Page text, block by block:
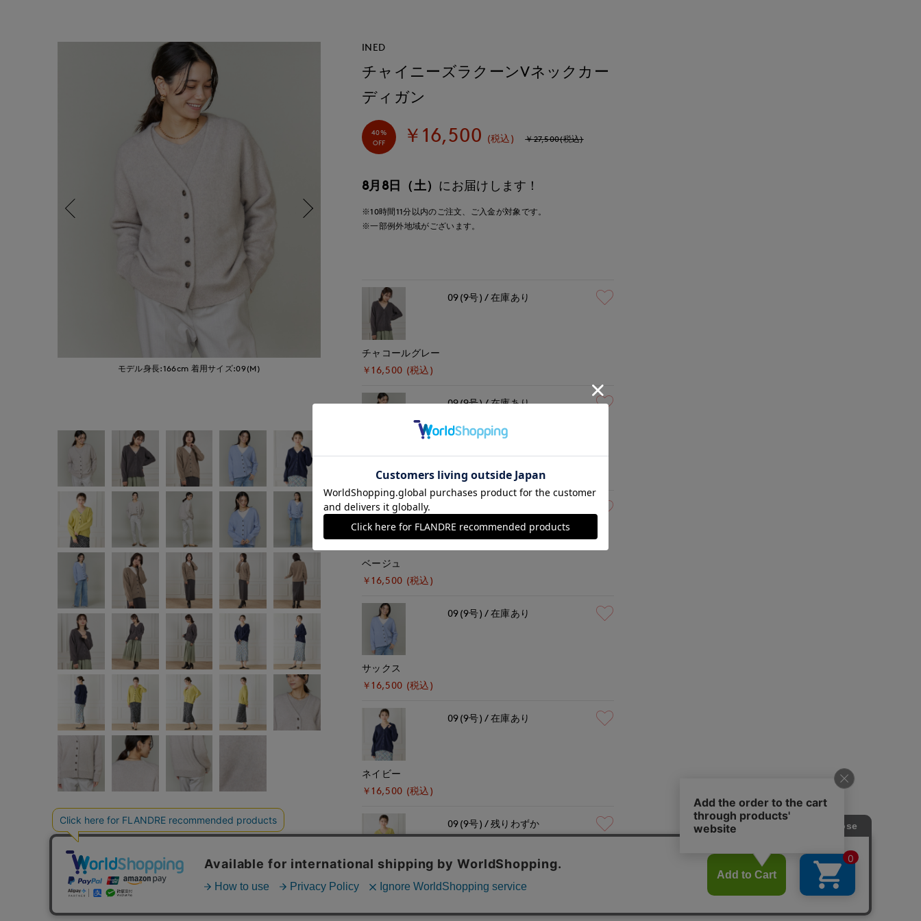
モデル身長:166cm 着用サイズ:09(M) モデル身長:167cm
INED
チャイニーズラクーンVネックカー
ディガン
40%
OFF
￥16,500 (税込) ￥27,500(税込)
8月8日（土） にお届けします！
※10時間11分以内のご注文、ご入金が対象です。
※一部例外地域がございます。
チャコールグレー
￥16,500 (税込)
09(9号) 在庫あり
グレーベージュ
￥16,500 (税込)
09(9号) 在庫あり
ベージュ
￥16,500 (税込)
サックス
￥16,500 (税込)
09(9号) 在庫あり
ネイビー
￥16,500 (税込)
09(9号) 在庫あり
￥16,500 (税込)
09(9号) 残りわずか